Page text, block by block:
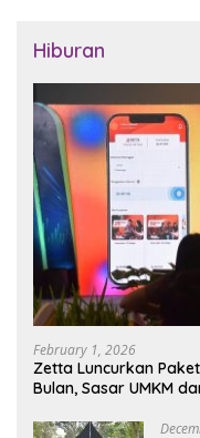
Hiburan
February 1, 2026
Zetta Luncurkan
Bulan, Sasar UMKM